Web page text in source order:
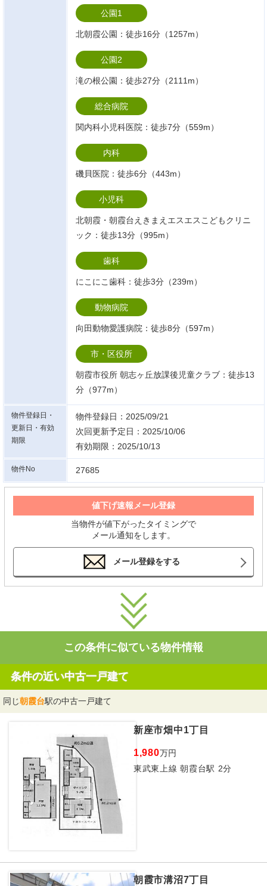
公園1
北朝霞公園：徒歩16分（1257m）
公園2
滝の根公園：徒歩27分（2111m）
総合病院
関内科小児科医院：徒歩7分（559m）
内科
磯貝医院：徒歩6分（443m）
小児科
北朝霞・朝霞台えきまえエスエスこどもクリニ
ック：徒歩13分（995m）
歯科
にこにこ歯科：徒歩3分（239m）
動物病院
向田動物愛護病院：徒歩8分（597m）
市・区役所
朝霞市役所 朝志ヶ丘放課後児童クラブ：徒歩13
分（977m）
物件登録日・
更新日・有効
期限
物件登録日：2025/09/21
次回更新予定日：2025/10/06
有効期限：2025/10/13
物件No 27685
値下げ速報メール登録
当物件が値下がったタイミングで
メール通知をします。
メール登録をする
この条件に似ている物件情報
条件の近い中古一戸建て
同じ朝霞台駅の中古一戸建て
新座市畑中1丁目
1,980万円
東武東上線 朝霞台駅 2分
朝霞市溝沼7丁目